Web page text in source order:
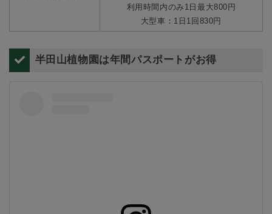
利用時間内のみ1日最大800円
大型車：1日1回830円
半田山植物園は年間パスポートがお得